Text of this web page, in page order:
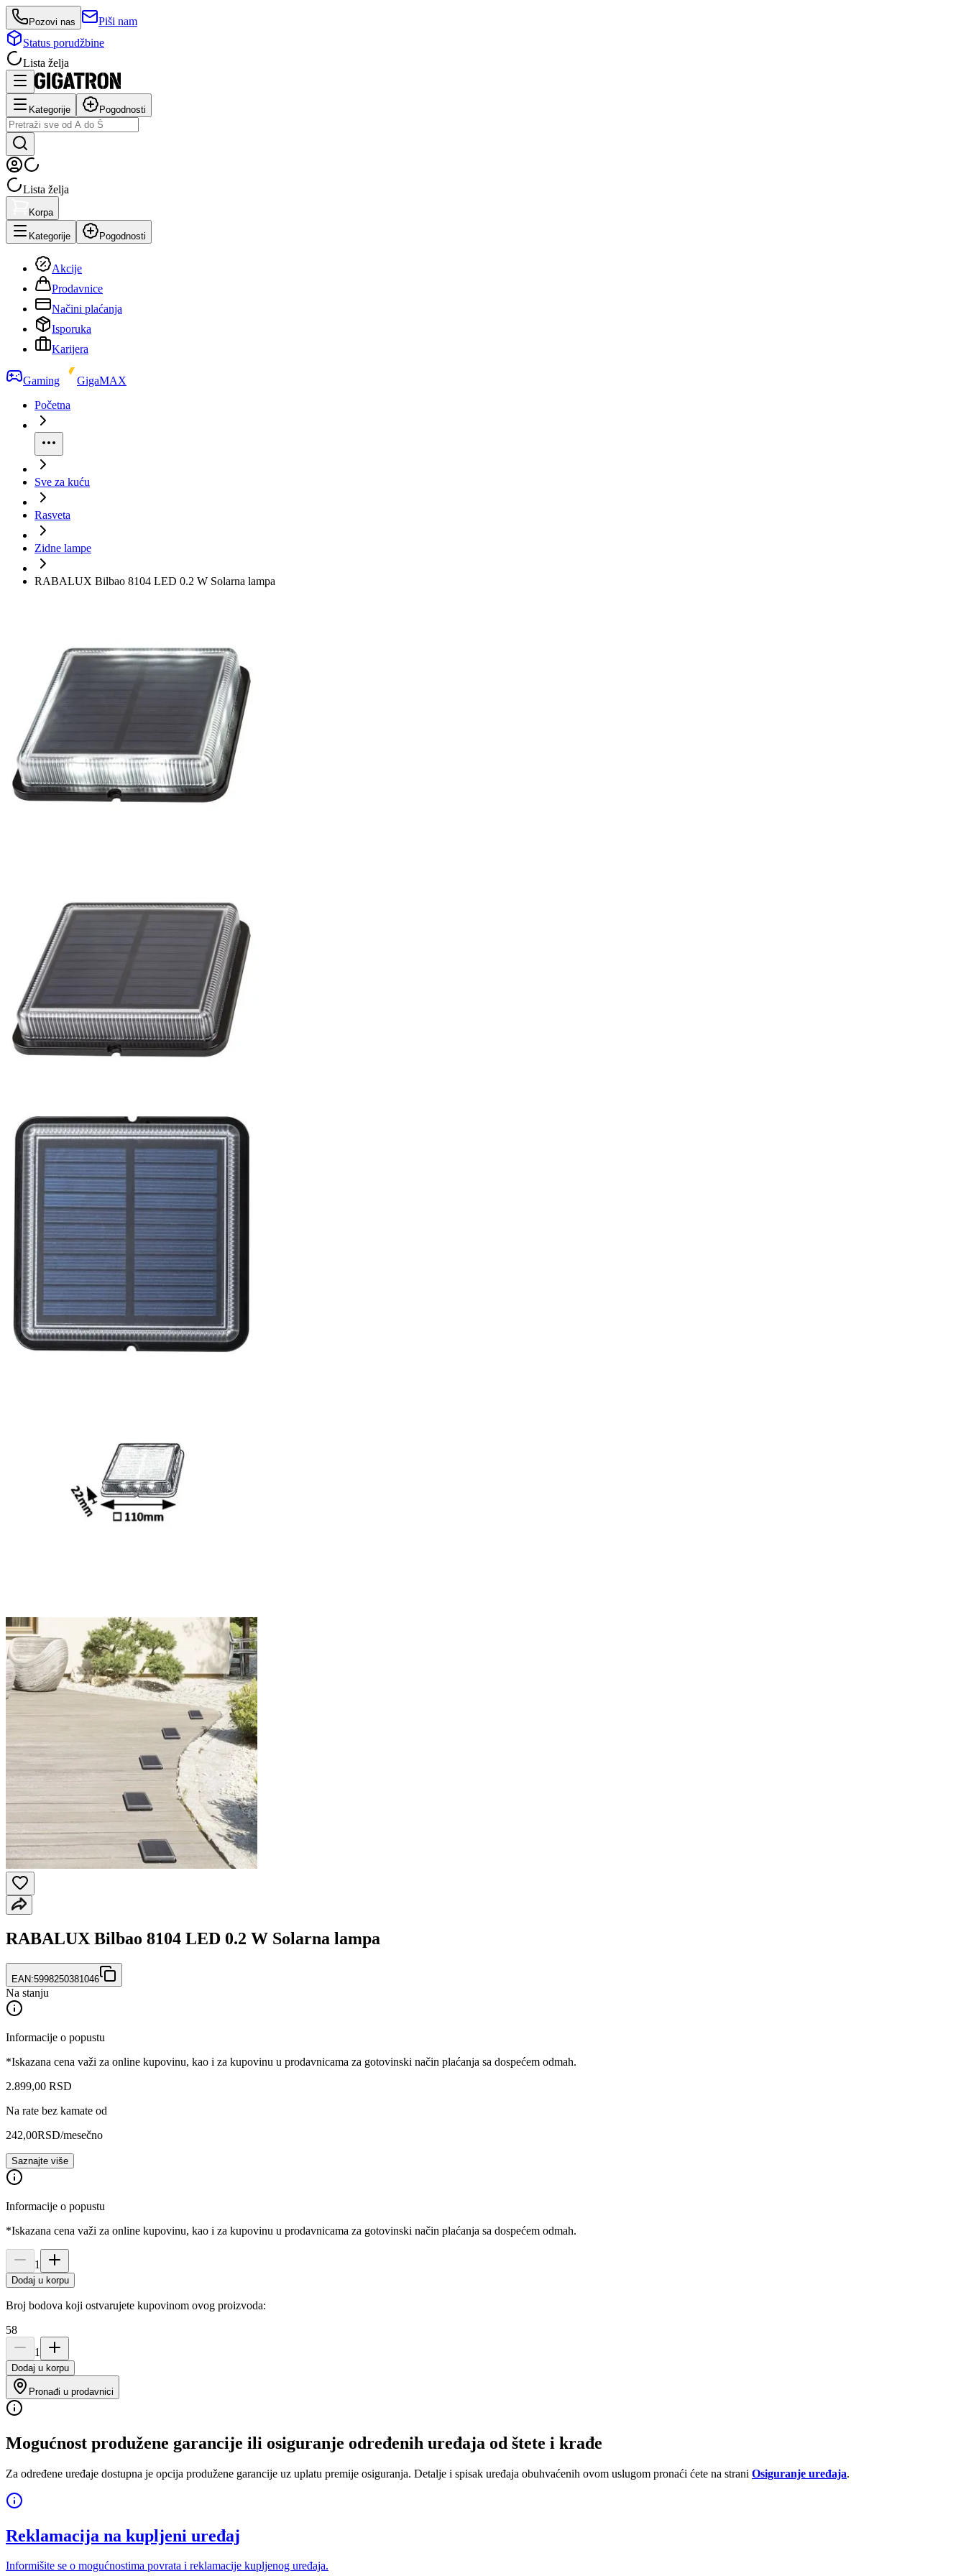
Pozovi nas
Piši nam
Status porudžbine
Lista želja
Kategorije Pogodnosti
Lista želja
Korpa
Kategorije Pogodnosti
Akcije
Prodavnice
Načini plaćanja
Isporuka
Karijera
Gaming
GigaMAX
Početna
Sve za kuću
Rasveta
Zidne lampe
RABALUX Bilbao 8104 LED 0.2 W Solarna lampa
RABALUX Bilbao 8104 LED 0.2 W Solarna lampa
EAN:5998250381046
Na stanju
Informacije o popustu
*Iskazana cena važi za online kupovinu, kao i za kupovinu u prodavnicama za gotovinski način plaćanja sa dospećem odmah.
2.899,00 RSD
Na rate bez kamate od
242,00RSD/mesečno
Saznajte više
Informacije o popustu
*Iskazana cena važi za online kupovinu, kao i za kupovinu u prodavnicama za gotovinski način plaćanja sa dospećem odmah.
1
Dodaj u korpu
Broj bodova koji ostvarujete kupovinom ovog proizvoda:
58
1
Dodaj u korpu
Pronađi u prodavnici
Mogućnost produžene garancije ili osiguranje određenih uređaja od štete i krađe
Za određene uređaje dostupna je opcija produžene garancije uz uplatu premije osiguranja. Detalje i spisak uređaja obuhvaćenih ovom uslugom pronaći ćete na strani Osiguranje uređaja.
Reklamacija na kupljeni uređaj
Informišite se o mogućnostima povrata i reklamacije kupljenog uređaja.